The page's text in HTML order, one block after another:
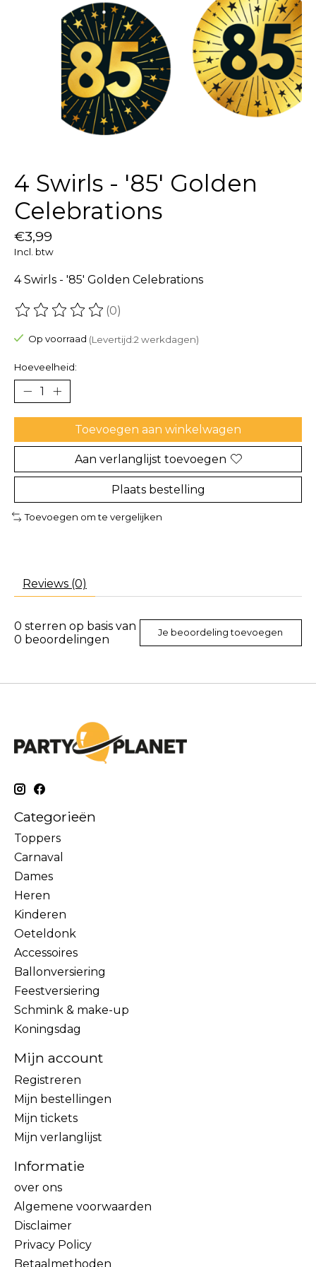
4 Swirls - '85' Golden
Celebrations
€3,99
Incl. btw
4 Swirls - '85' Golden Celebrations
De beoordeling van dit product is
(0)
Op voorraad (Levertijd:2 werkdagen)
Hoeveelheid:
Toevoegen aan winkelwagen
Aan verlanglijst toevoegen
Plaats bestelling
Toevoegen om te vergelijken
Reviews (0)
0 sterren op basis van
0 beoordelingen Je beoordeling toevoegen
Categorieën
Toppers
Carnaval
Dames
Heren
Kinderen
Oeteldonk
Accessoires
Ballonversiering
Feestversiering
Schmink & make-up
Koningsdag
Mijn account
Registreren
Mijn bestellingen
Mijn tickets
Mijn verlanglijst
Informatie
over ons
Algemene voorwaarden
Disclaimer
Privacy Policy
Betaalmethoden